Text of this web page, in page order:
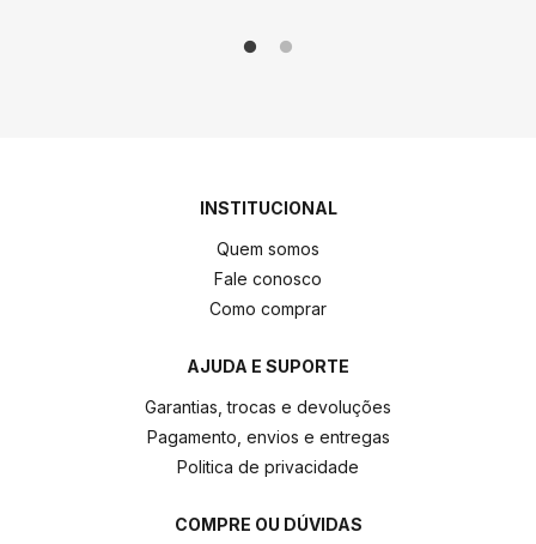
INSTITUCIONAL
Quem somos
Fale conosco
Como comprar
AJUDA E SUPORTE
Garantias, trocas e devoluções
Pagamento, envios e entregas
Politica de privacidade
COMPRE OU DÚVIDAS